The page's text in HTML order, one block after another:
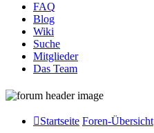
FAQ
Blog
Wiki
Suche
Mitglieder
Das Team
Startseite Foren-Übersicht